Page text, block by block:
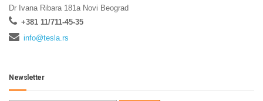
Dr Ivana Ribara 181a Novi Beograd
+381 11/711-45-35
info@tesla.rs
Newsletter